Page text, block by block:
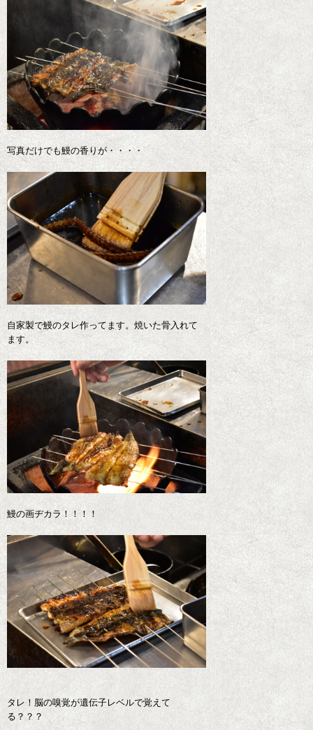
写真だけでも鰻の香りが・・・・
自家製で鰻のタレ作ってます。焼いた骨入れて
ます。
鰻の画ヂカラ！！！！
タレ！脳の嗅覚が遺伝子レベルで覚えて
る？？？